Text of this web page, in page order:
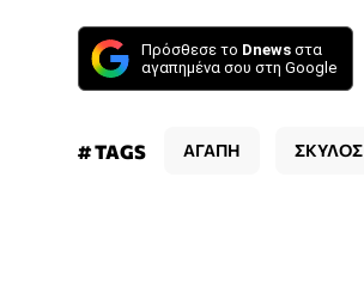
Πρόσθεσε το Dnews στα
αγαπημένα σου στη Google
# TAGS ΑΓΑΠΗ ΣΚΥΛΟΣ